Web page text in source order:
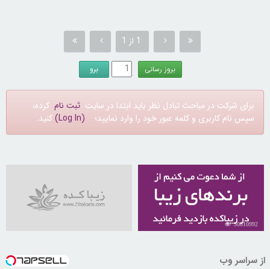
1 از 1
برای شرکت در مباحث تبادل نظر باید ابتدا در سایت ثبت نام کرده،
سپس نام کاربری و کلمه عبور خود را وارد نمایید؛ (Log In) کنید.
30810992
از سراسر وب